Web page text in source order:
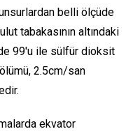
belli ölçüde
tabakasının altındaki
99'u ile sülfür dioksit
2.5cm/san
ekvator